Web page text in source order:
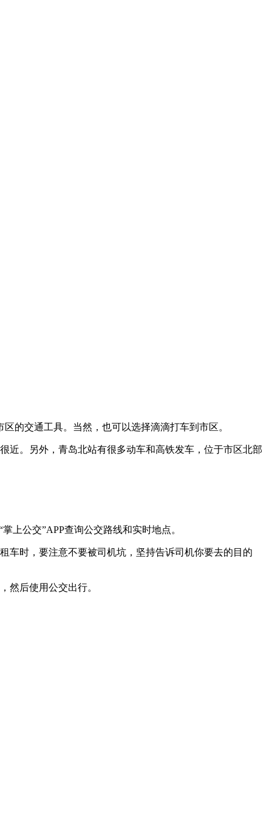
的交通工具。当然，也可以选择滴滴打车到市区。
近。另外，青岛北站有很多动车和高铁发车，位于市区北部
上公交”APP查询公交路线和实时地点。
车时，要注意不要被司机坑，坚持告诉司机你要去的目的
然后使用公交出行。